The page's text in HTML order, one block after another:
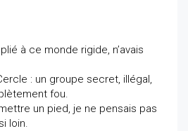
à ce monde rigide, n’avais
: un groupe secret, illégal,
fou.
un pied, je ne pensais pas
loin.